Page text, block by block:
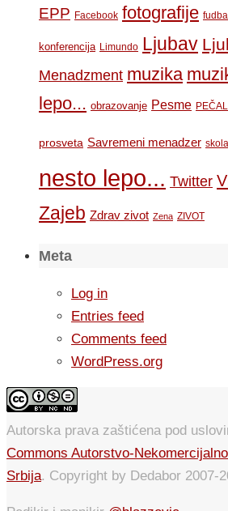
EPP Facebook fotografije
konferencija Limundo Ljubav
Menadzment muzika
lepo... obrazovanje Pesme
prosveta Savremeni menadzer skola
nesto lepo... Twitter
Zajeb Zdrav zivot Zena ZIVOT
Meta
Log in
Entries feed
Comments feed
WordPress.org
Autorska prava zaštićena pod
Commons Autorstvo-
Srbija. Copyright by Dedabor 2007-